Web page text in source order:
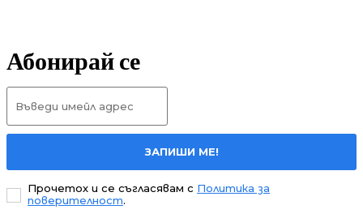
Абонирай се
ЗАПИШИ МЕ!
Прочетох и се съгласявам с Политика за
поверителност.